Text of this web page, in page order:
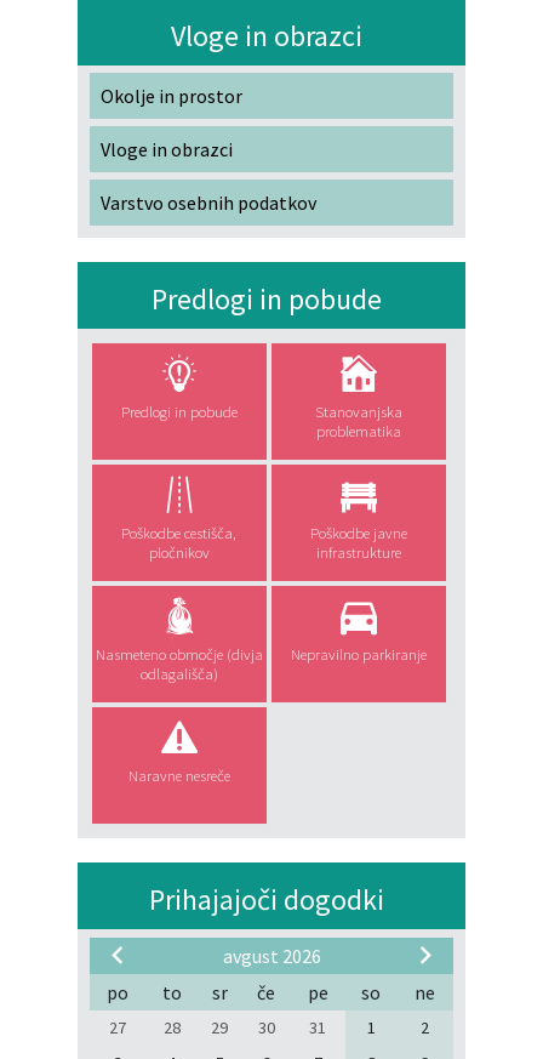
Vloge in obrazci
Okolje in prostor
Vloge in obrazci
Varstvo osebnih podatkov
Predlogi in pobude
Predlogi in pobude
Stanovanjska
problematika
Poškodbe cestišča,
pločnikov
Poškodbe javne
infrastrukture
Nasmeteno območje (divja
odlagališča)
Nepravilno parkiranje
Naravne nesreče
Prihajajoči dogodki
avgust 2026
po
to sr če pe so ne
27 28 29 30 31 1
2